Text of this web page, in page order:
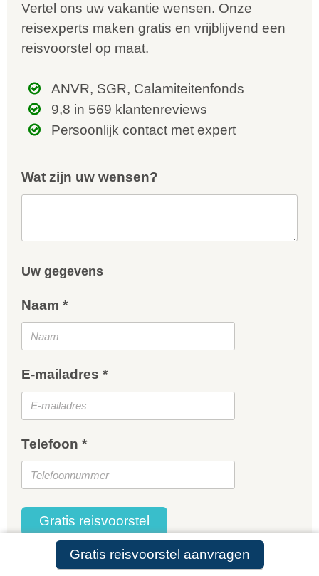
Gratis reisvoorstel aanvragen
Vertel ons uw vakantie wensen. Onze
reisexperts maken gratis en vrijblijvend een
reisvoorstel op maat.
ANVR, SGR, Calamiteitenfonds
9,8 in 569 klantenreviews
Persoonlijk contact met expert
Wat zijn uw wensen?
Uw gegevens
Naam *
E-mailadres *
Telefoon *
Gratis reisvoorstel
* = verplicht.Privacy beleidis van toepassing